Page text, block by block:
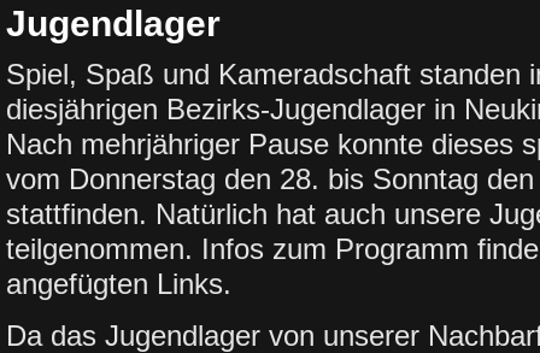
Jugendlager
Spiel, Spaß und Kameradschaft standen
diesjährigen Bezirks-Jugendlager in
Nach mehrjähriger Pause konnte dieses
vom Donnerstag den 28. bis Sonntag
stattfinden. Natürlich hat auch unsere
teilgenommen. Infos zum Programm
angefügten Links.
Da das Jugendlager von unserer